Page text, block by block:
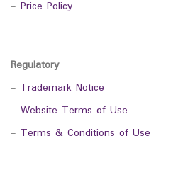
- Price Policy
Regulatory
- Trademark Notice
- Website Terms of Use
- Terms & Conditions of Use